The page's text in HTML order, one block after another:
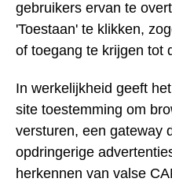
gebruikers ervan te
'Toestaan' te klikken,
of toegang te krijgen tot
In werkelijkheid geeft
site toestemming om
versturen, een gateway
opdringerige
herkennen van valse